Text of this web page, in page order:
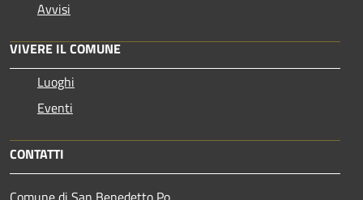
Avvisi
VIVERE IL COMUNE
Luoghi
Eventi
CONTATTI